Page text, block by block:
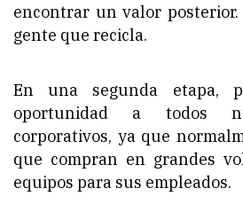
encontrar un valor posterior.
gente que recicla.
En una segunda etapa,
oportunidad a todos
corporativos, ya que
que compran en grandes
equipos para sus empleados.